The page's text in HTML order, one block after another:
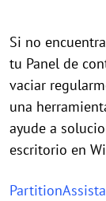
Si no
tu Panel de
vaciar
una
ayude a
escritorio en